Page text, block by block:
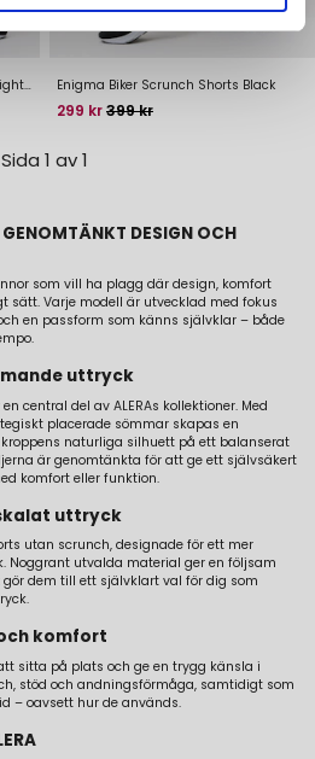
Enigma Biker Scrunch Shorts Midnight Grey Enigma Biker Scrunch Shorts Black
Pris
299 krBaspris
399 kr
Sida 1 av 1
DESIGN OCH
som vill ha plagg där design, komfort
sätt. Varje modell är utvecklad med fokus
en passform som känns självklar – både
uttryck
central del av ALERAs kollektioner. Med
placerade sömmar skapas en
naturliga silhuett på ett balanserat
är genomtänkta för att ge ett självsäkert
komfort eller funktion.
uttryck
utan scrunch, designade för ett mer
Noggrant utvalda material ger en följsam
dem till ett självklart val för dig som
komfort
sitta på plats och ge en trygg känsla i
stöd och andningsförmåga, samtidigt som
– oavsett hur de används.